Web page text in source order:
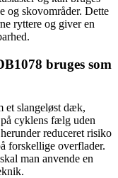
og skovområder. Dette
ryttere og giver en
bruges som
et slangeløst dæk,
cyklens fælg uden
reduceret risiko
forskellige overflader.
man anvende en